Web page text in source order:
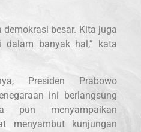
demokrasi besar. Kita juga
dalam banyak hal,” kata
Presiden Prabowo
ini berlangsung
pun menyampaikan
menyambut kunjungan